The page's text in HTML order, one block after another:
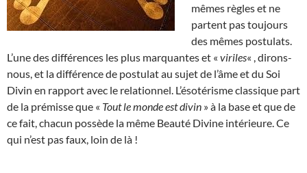
mêmes règles et ne
partent pas toujours
des mêmes postulats.
L’une des différences les plus marquantes et « viriles« , dirons-
nous, et la différence de postulat au sujet de l’âme et du Soi
Divin en rapport avec le relationnel. L’ésotérisme classique part
de la prémisse que « Tout le monde est divin » à la base et que de
ce fait, chacun possède la même Beauté Divine intérieure. Ce
qui n’est pas faux, loin de là !